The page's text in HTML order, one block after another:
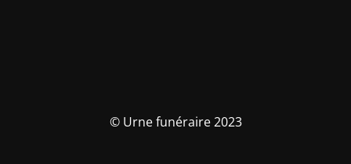
© Urne funéraire 2023